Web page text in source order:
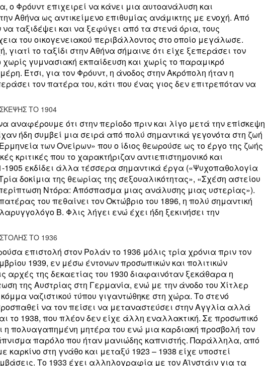
Φρόυντ επιχειρεί να κάνει μια αυτοανάλυση και
Αθήνα ως αντικείμενο επιθυμίας ανάμικτης με ενοχή. Από
να ταξιδέψει και να ξεφύγει από τα στενά όρια, τους
του οικογενειακού περιβάλλοντος στο οποίο μεγάλωσε.
το ταξίδι στην Αθήνα σήμαινε ότι είχε ξεπεράσει τον
γυμνασιακή εκπαίδευση και χωρίς το παραμικρό
Έτσι, για τον Φρόυντ, η άνοδος στην Ακρόπολη ήταν η
τον πατέρα του, κάτι που ένας γιος δεν επιτρεπόταν να
ΤΟ 1904
αναφέρουμε ότι στην περίοδο πριν και λίγο μετά την επίσκεψη
ήδη συμβεί μια σειρά από πολύ σημαντικά γεγονότα στη ζωή
των Ονείρων» που ο ίδιος θεωρούσε ως το έργο της ζωής
κριτικές που το χαρακτήριζαν αντιεπιστημονικό και
1905 εκδίδει άλλα τέσσερα σημαντικά έργα («Ψυχοπαθολογία
δοκίμια της θεωρίας της σεξουαλικότητας», «Σχέση αστείου
Ντόρα: Απόσπασμα μιας ανάλυσης μιας υστερίας»).
του πεθαίνει τον Οκτώβριο του 1896, η πολύ σημαντική
Β. Φλις λήγει ενώ έχει ήδη ξεκινήσει την
ΤΟ 1936
επιστολή στον Ρολάν το 1936 μόλις τρία χρόνια πριν τον
1939, εν μέσω έντονων προσωπικών και πολιτικών
αρχές της δεκαετίας του 1930 διαφαινόταν ξεκάθαρα η
της Αυστρίας στη Γερμανία, ενώ με την άνοδο του Χίτλερ
ναζιστικού τύπου γιγαντώθηκε στη χώρα. Το στενό
να τον πείσει να μεταναστεύσει στην Αγγλία αλλά
το 1938, που πλέον δεν είχε άλλη εναλλακτική. Σε προσωπικό
η πολυαγαπημένη μητέρα του ενώ μια καρδιακή προσβολή τον
παρόλο που ήταν μανιώδης καπνιστής. Παράλληλα, από
καρκίνο στη γνάθο και μεταξύ 1923 – 1938 είχε υποστεί
Το 1933 έχει αλληλογραφία με τον Αϊνστάιν για τα